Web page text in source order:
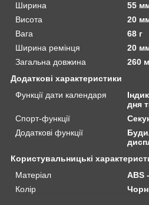
Ширина
55
Висота
20
Вага
68 г
Ширина ремінця
20
Загальна довжина
260
Додаткові характеристики
Функції дати календаря
дня
Спорт-функції
Додаткові функції
Користувальницькі
Матеріал
ABS
Колір